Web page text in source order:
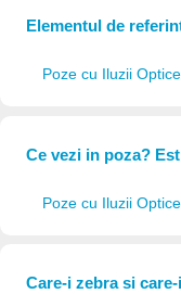
Elementul de
Poze cu Iluzii Optice
Ce vezi in poza?
Poze cu Iluzii Optice
Care-i zebra si